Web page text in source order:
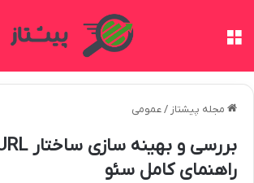
مجله پیشتاز /عمومی
راهنمای کامل سئو